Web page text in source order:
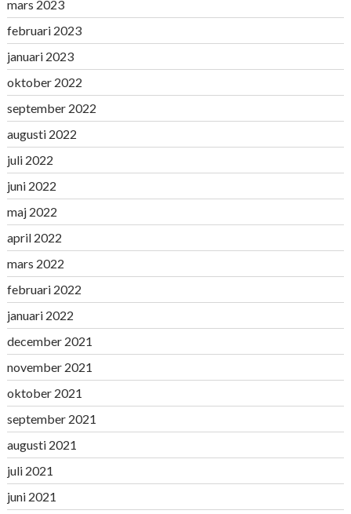
mars 2023
februari 2023
januari 2023
oktober 2022
september 2022
augusti 2022
juli 2022
juni 2022
maj 2022
april 2022
mars 2022
februari 2022
januari 2022
december 2021
november 2021
oktober 2021
september 2021
augusti 2021
juli 2021
juni 2021